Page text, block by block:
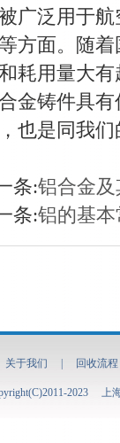
广泛用于
方面。随
耗用量大
金铸件具
也是同我
条:铝合金
条:铝的基本
关于我们 回收流程
2023 上